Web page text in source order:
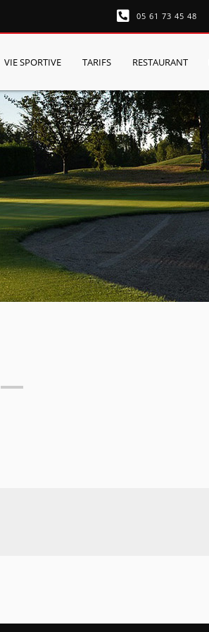
05 61 73 45 48
VIE SPORTIVE TARIFS RESTAURANT